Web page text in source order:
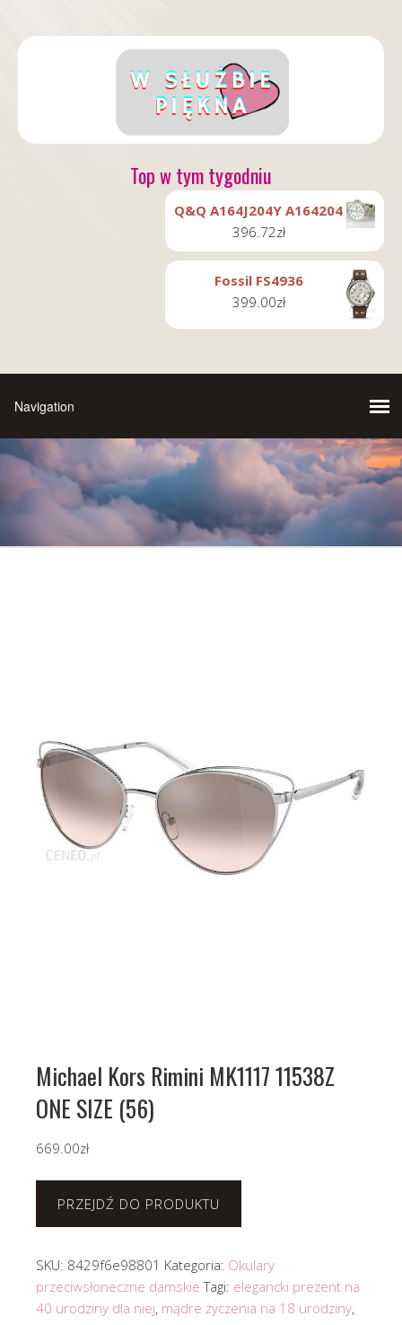
Top w tym tygodniu
Q&Q A164J204Y A164204
396.72zł
Fossil FS4936
399.00zł
Michael Kors Rimini MK1117 11538Z
ONE SIZE (56)
669.00zł
PRZEJDŹ DO PRODUKTU
SKU: 8429f6e98801 Kategoria: Okulary
przeciwsłoneczne damskie Tagi: elegancki prezent na
40 urodziny dla niej, mądre życzenia na 18 urodziny,